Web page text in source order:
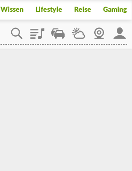
Wissen Lifestyle Reise Gaming
PlaylistStaupilotWetterWebcam